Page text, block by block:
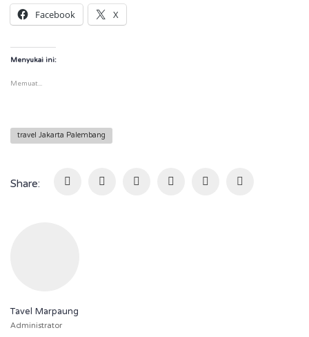
Facebook X
Menyukai ini:
Memuat...
travel Jakarta Palembang
Share:
Tavel Marpaung
Administrator